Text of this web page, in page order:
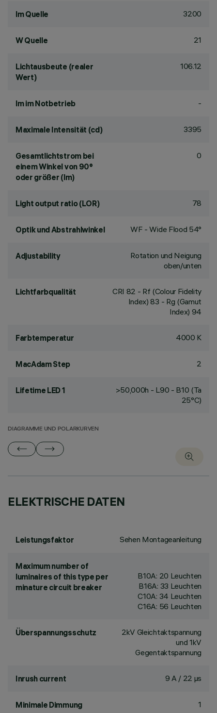
lm Quelle 3200
W Quelle 21
Lichtausbeute (realer
Wert)
106.12
lm im Notbetrieb -
Maximale Intensität (cd) 3395
Gesamtlichtstrom bei
einem Winkel von 90°
oder größer (lm)
0
Light output ratio (LOR) 78
Optik und Abstrahlwinkel WF - Wide Flood 54°
Adjustability
Rotation und Neigung
oben/unten
Lichtfarbqualität CRI 82 - Rf (Colour Fidelity
Index) 83 - Rg (Gamut
Index) 94
Farbtemperatur 4000 K
MacAdam Step 2
Lifetime LED 1
>50,000h - L90 - B10 (Ta
25°C)
DIAGRAMME UND POLARKURVEN
ELEKTRISCHE DATEN
Leistungsfaktor Sehen Montageanleitung
Maximum number of
luminaires of this type per
minature circuit breaker
B10A: 20 Leuchten
B16A: 33 Leuchten
C10A: 34 Leuchten
C16A: 56 Leuchten
Überspannungsschutz
2kV Gleichtaktspannung
und 1kV
Gegentaktspannung
Inrush current 9 A / 22 µs
Minimale Dimmung 1